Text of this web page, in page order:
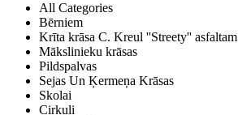
All Categories
Bērniem
Krīta krāsa C. Kreul ''Streety'' asfaltam
Mākslinieku krāsas
Pildspalvas
Sejas Un Ķermeņa Krāsas
Skolai
Cirkuļi